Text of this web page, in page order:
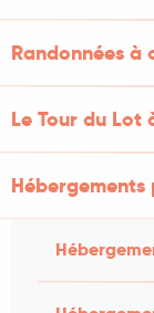
Randonnées
Le Tour du Lot